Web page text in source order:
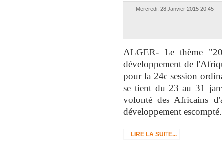
Mercredi, 28 Janvier 2015 20:45
ALGER- Le thème
développement de
pour la 24e session
se tient du 23 au 31
volonté des Africains
développement escompté.
LIRE LA SUITE...